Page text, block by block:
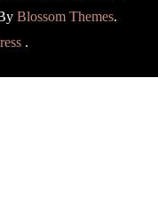
Blossom Themes.
.